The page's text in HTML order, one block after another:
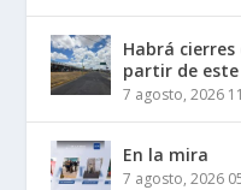
Habrá cierres
partir de
7 agosto, 2026
En la mira
7 agosto, 2026